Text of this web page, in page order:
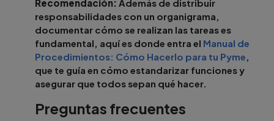
Recomendación: Además de distribuir
responsabilidades con un organigrama,
documentar cómo se realizan las tareas es
fundamental, aquí es donde entra el Manual de
Procedimientos: Cómo Hacerlo para tu Pyme
que te guía en cómo estandarizar funciones y
asegurar que todos sepan qué hacer.
Preguntas frecuentes